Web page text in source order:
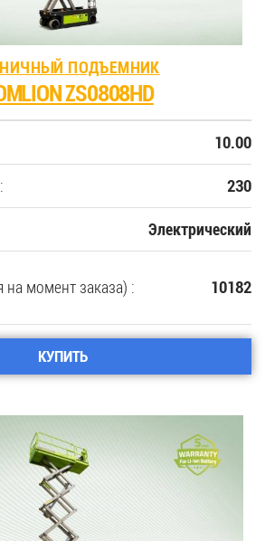
ПОДЪЕМНИК
ZS0808HD
10.00
230
Электрический
на момент заказа) : 10182
КУПИТЬ